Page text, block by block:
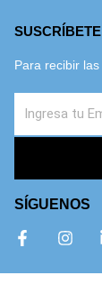
SUSCRÍBETE
Para recibir
SÍGUENOS